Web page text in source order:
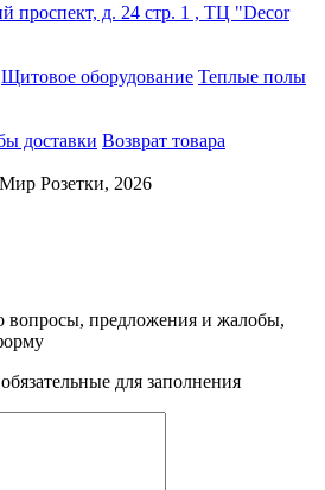
проспект, д. 24 стр. 1 , ТЦ "Decor
Щитовое оборудование Теплые полы
доставки Возврат товара
Мир Розетки, 2026
вопросы, предложения и жалобы,
для заполнения